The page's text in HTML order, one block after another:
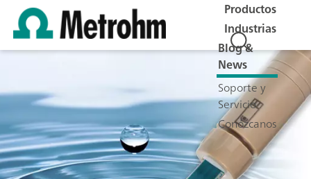
Productos
Industrias
Blog &
News
Soporte y
Servicio
Conózcanos